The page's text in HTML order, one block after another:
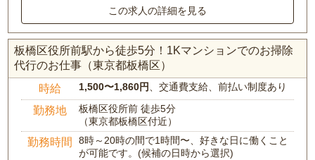
この求人の詳細を見る
板橋区役所前駅から徒歩5分！1Kマンションでのお掃除
代行のお仕事（東京都板橋区）
時給 1,500〜1,860円、交通費支給、前払い制度あり
勤務地
板橋区役所前 徒歩5分
（東京都板橋区付近）
勤務時間
8時～20時の間で1時間〜、好きな日に働くこと
が可能です。(候補の日時から選択)